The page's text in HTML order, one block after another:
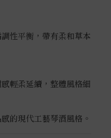
性平衡，帶有柔和草本
輕柔延續，整體風格細
的現代工藝琴酒風格。